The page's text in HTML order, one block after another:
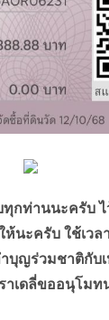
านนะครับ ไ
ห้นะครับ ใช้เวล
บุญร่วมชาติกับ
าเดลี่ขออนุโม